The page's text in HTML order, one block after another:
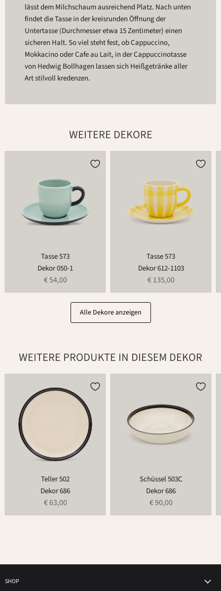
lässt dem Milchschaum ausreichend Platz. Nach unten
findet die Tasse in der kreisrunden Öffnung der
Untertasse (Durchmesser etwa 15 Zentimeter) einen
sicheren Halt. So viel steht fest, ob Cappuccino,
Mokkacino oder Cafe au Lait, in der Cappuccinotasse
von Hedwig Bollhagen lassen sich Heißgetränke aller
Art stilvoll kredenzen.
WEITERE DEKORE
Tasse 573
Dekor 050-1
€ 54,00
Tasse 573
Dekor 612-1103
€ 135,00
Alle Dekore anzeigen
WEITERE PRODUKTE IN DIESEM DEKOR
Teller 502
Dekor 686
€ 63,00
Schüssel 503C
Dekor 686
€ 90,00
SHOP